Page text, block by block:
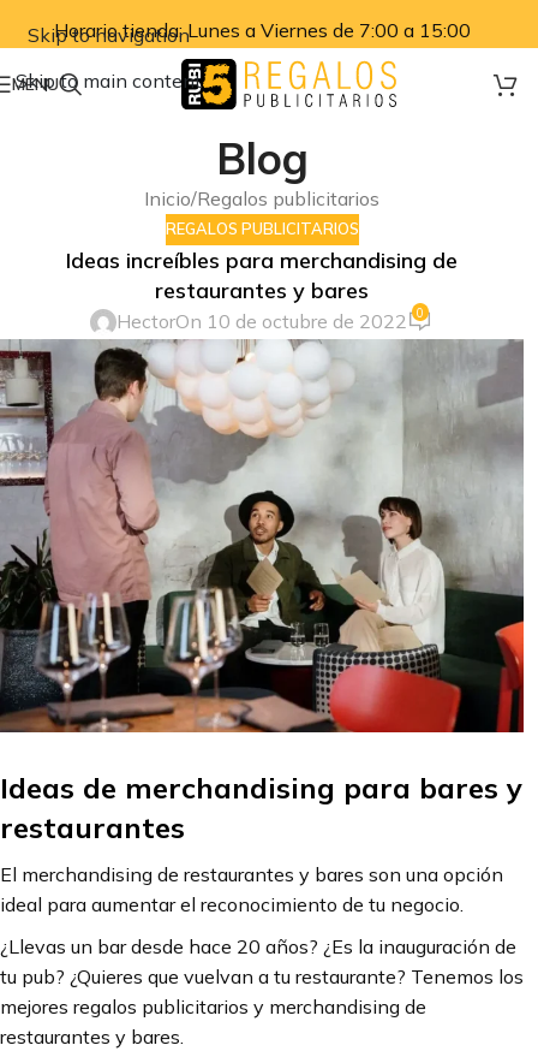
Skip to navigation
Skip to main content
Horario tienda: Lunes a Viernes de 7:00 a 15:00
MENU
Blog
Inicio Regalos publicitarios
REGALOS PUBLICITARIOS
Ideas increíbles para merchandising de
restaurantes y bares
HectorOn 10 de octubre de 2022 0
Ideas de merchandising para bares y
restaurantes
El merchandising de restaurantes y bares son una opción
ideal para aumentar el reconocimiento de tu negocio.
¿Llevas un bar desde hace 20 años? ¿Es la inauguración de
tu pub? ¿Quieres que vuelvan a tu restaurante? Tenemos los
mejores regalos publicitarios y merchandising de
restaurantes y bares.